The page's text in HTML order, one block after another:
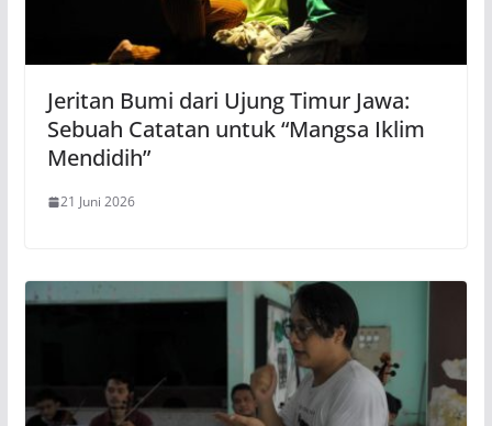
Jeritan Bumi dari Ujung Timur Jawa:
Sebuah Catatan untuk “Mangsa Iklim
Mendidih”
21 Juni 2026